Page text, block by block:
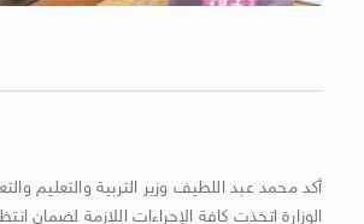
أكد محمد عبد اللطيف وزير التربية والتعليم
الوزارة اتخذت كافة الإجراءات اللازمة لضمان